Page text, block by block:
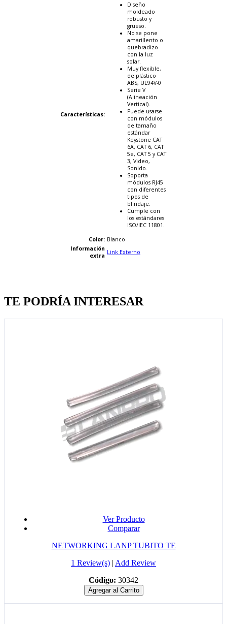
Características:
Diseño
moldeado
robusto y
grueso.
No se pone
amarillento o
quebradizo
con la luz
solar.
Muy flexible,
de plástico
ABS, UL94V-0
Serie V
(Alineación
Vertical).
Puede usarse
con módulos
de tamaño
estándar
Keystone CAT
6A, CAT 6, CAT
5e, CAT 5 y CAT
3, Video,
Sonido.
Soporta
módulos RJ45
con diferentes
tipos de
blindaje.
Cumple con
los estándares
ISO/IEC 11801.
Color: Blanco
Información
extra Link Externo
TE PODRÍA INTERESAR
Ver Producto
Comparar
NETWORKING LANP TUBITO TE
1 Review(s) | Add Review
Código: 30342
Agregar al Carrito